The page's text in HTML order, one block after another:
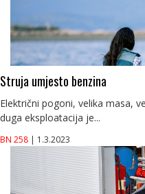
Struja umjesto benzina
Električni pogoni, velika masa,
duga eksploatacija je...
BN 258 | 1.3.2023